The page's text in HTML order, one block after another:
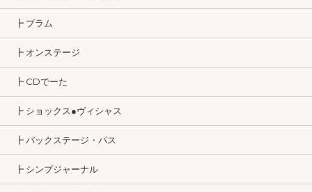
┣ プラム
┣ オンステージ
┣ CDでーた
┣ ショックス●ヴィシャス
┣ バックステージ・パス
┣ シンプジャーナル